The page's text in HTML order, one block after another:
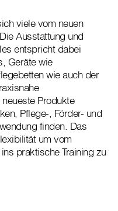
viele vom neuen
Ausstattung und
entspricht dabei
Geräte wie
wie auch der
Produkte
Pflege-, Förder- und
finden. Das
um vom
praktische Training zu